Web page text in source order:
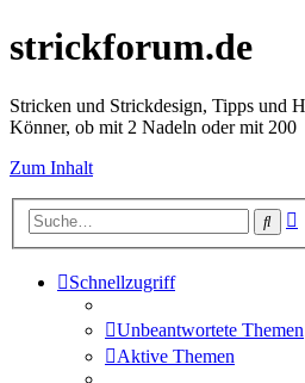
strickforum.de
Stricken und Strickdesign, Tipps und
Könner, ob mit 2 Nadeln oder mit 200
Zum Inhalt
Suche
Schnellzugriff
Unbeantwortete Themen
Aktive Themen